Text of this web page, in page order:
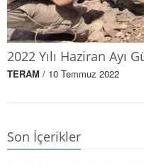
2022 Yılı Haziran Ayı
TERAM / 10 Temmuz 2022
Son İçerikler